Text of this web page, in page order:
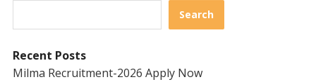
Search
Recent Posts
Milma Recruitment-2026 Apply Now